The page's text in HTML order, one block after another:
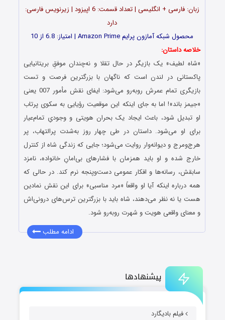
پیشنهادها
فیلم بادیگارد
زبان: فارسی + انگلیسی | تعداد قسمت‌‌‌‌: 6 اپیزود | زیرنویس فارسی:
دارد
محصول شبکه آمازون پرایم Amazon Prime | امتیاز: 6.8 از 10
خلاصه داستان:
«شاه لطیف» یک بازیگر در حال تقلا و نه‌چندان موفقِ بریتانیایی
پاکستانی در لندن است که ناگهان با بزرگترین فرصت و تست
بازیگری تمام عمرش روبه‌رو می‌شود: ایفای نقش مأمور 007 یعنی
«جیمز باند»! اما به جای اینکه این موقعیت رؤیایی به سکوی پرتاب
او تبدیل شود، باعث ایجاد یک بحران هویتی و وجودیِ تمام‌عیار
برای او می‌شود. داستان در طی چهار روز به‌شدت پرالتهاب، پر
هرج‌ومرج و دیوانه‌وار روایت می‌شود؛ جایی که زندگی شاه از کنترل
خارج شده و او باید همزمان با فشارهای بی‌امانِ خانواده، نامزد
سابقش، رسانه‌ها و افکار عمومی دست‌وپنجه نرم کند. در حالی که
همه درباره اینکه آیا او واقعاً «مرد مناسبی» برای این نقش نمادین
هست یا نه نظر می‌دهند، شاه باید با بزرگترین ترس‌های درونی‌اش
و معنای واقعی هویت و شهرت روبه‌رو شود.
ادامه مطلب